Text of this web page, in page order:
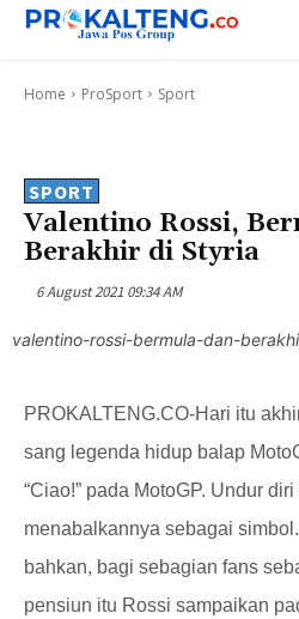
Home ProSport Sport
SPORT
Valentino Rossi,
Berakhir di Styria
6 August 2021 09:34 AM
valentino-rossi-bermula-dan-
PROKALTENG.CO-Hari itu
sang legenda hidup balap
“Ciao!” pada MotoGP. Undur
menabalkannya sebagai
bahkan, bagi sebagian fans
pensiun itu Rossi sampaikan